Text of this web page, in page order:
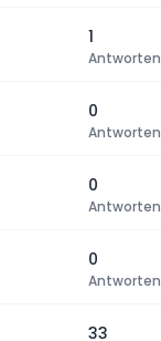
1
Antworten
0
Antworten
0
Antworten
0
Antworten
33